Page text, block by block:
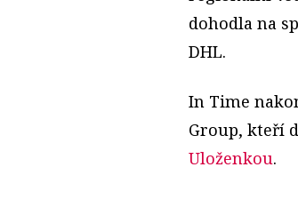
dohodla na
DHL.
In Time
Group, kteří
Uloženkou.